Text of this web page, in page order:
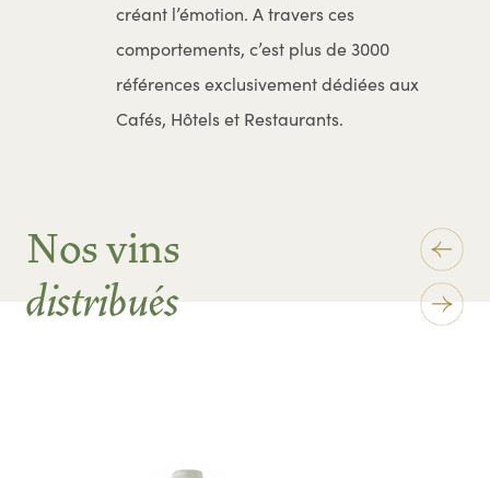
créant l’émotion. A travers ces
comportements, c’est plus de 3000
références exclusivement dédiées aux
Cafés, Hôtels et Restaurants.
Nos vins
distribués